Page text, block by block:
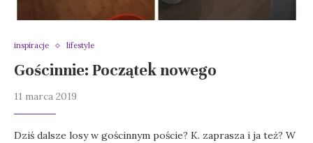
inspiracje lifestyle
Gościnnie: Początek nowego
11 marca 2019
Dziś dalsze losy w gościnnym poście? K. zaprasza i ja też? W